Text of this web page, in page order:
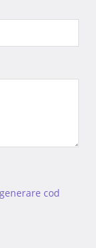
cod